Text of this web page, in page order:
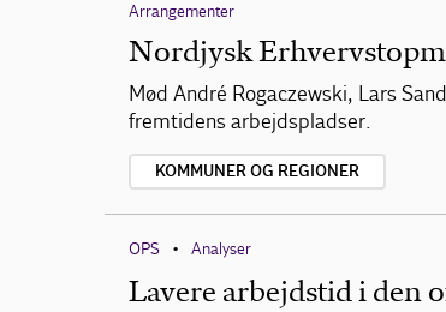
Arrangementer
Nordjysk
Mød André Rogaczewski, Lars
fremtidens arbejdspladser.
KOMMUNER OG REGIONER
OPS • Analyser
Lavere arbejdstid i den